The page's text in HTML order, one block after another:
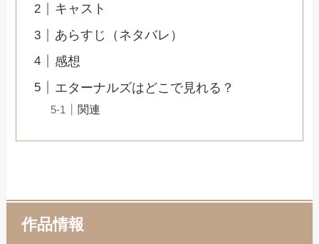
キャスト
あらすじ（ネタバレ）
感想
エターナルズはどこで見れる？
関連
作品情報